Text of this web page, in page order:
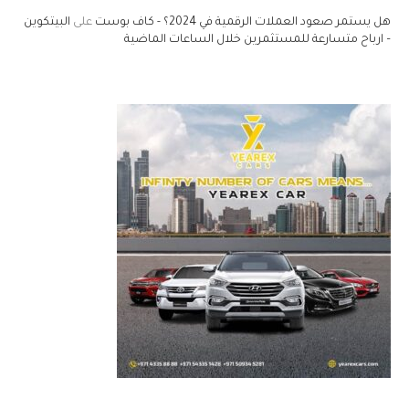
هل يستمر صعود العملات الرقمية في 2024؟ - كاف بوست على البيتكوين
– ارباح متسارعة للمستثمرين خلال الساعات الماضية